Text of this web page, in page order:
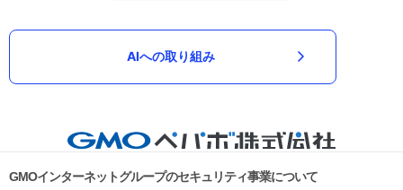
AIへの取り組み
GMOインターネットグループのセキュリティ事業について